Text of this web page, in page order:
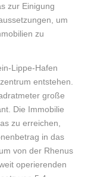
zur Einigung
um
zu
Lippe-Hafen
entstehen.
große
Die Immobilie
zu erreichen,
in das
von der Rhenus
operierenden